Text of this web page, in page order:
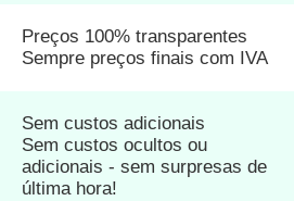
Preços 100% transparentes
Sempre preços finais com IVA
Sem custos adicionais
Sem custos ocultos ou
adicionais - sem surpresas de
última hora!